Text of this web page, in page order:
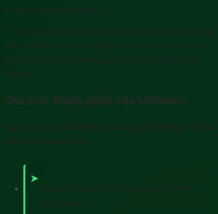
+ Hyo có nghĩa là Biểu đồ.
=> Đây là tên được viết theo bảng chữ Kanji, ý nghĩa tổng
thể có thể hiểu là Sự cân bằng của biểu đồ trong nháy
mắt hoặc Một cái nhìn thoáng qua về sự cân bằng của
biểu đồ.
Cấu trúc thành phần của Ichimoku
Cấu trúc của chỉ báo Ichimoku bao gồm 5 đường chính và
1 đám mây kumo đó là:
Đường tiêu chuẩn Kijun-Sen (tiếng Anh
là Base Line)